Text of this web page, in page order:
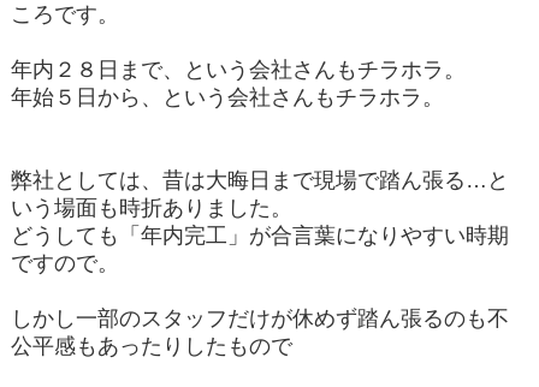
ころです。
年内２８日まで、という会社さんもチラホラ。
年始５日から、という会社さんもチラホラ。
弊社としては、昔は大晦日まで現場で踏ん張る…と
いう場面も時折ありました。
どうしても「年内完工」が合言葉になりやすい時期
ですので。
しかし一部のスタッフだけが休めず踏ん張るのも不
公平感もあったりしたもので